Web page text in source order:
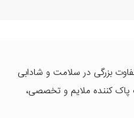
بزرگی در سلامت و شادابی
کننده ملایم و تخصصی،